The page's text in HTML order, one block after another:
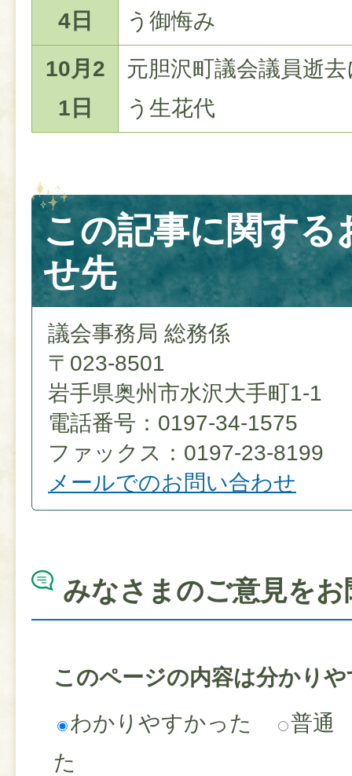
4日
う御悔み
10月2
1日
元胆沢町議会議員逝
う生花代
この記事に関する
せ先
議会事務局 総務係
〒023-8501
岩手県奥州市水沢大手町1-1
電話番号：0197-34-1575
ファックス：0197-23-8199
メールでのお問い合わせ
みなさまのご意見を
このページの内容は分かり
わかりやすかった
普通
た